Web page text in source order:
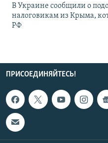
В Украине сообщили о
налоговикам из Крыма,
РФ
ПРИСОЕДИНЯЙТЕСЬ!